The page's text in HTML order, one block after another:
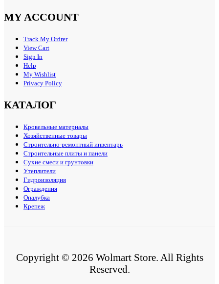
MY ACCOUNT
Track My Ordrer
View Cart
Sign In
Help
My Wishlist
Privacy Policy
КАТАЛОГ
Кровельные материалы
Хозяйственные товары
Строительно-ремонтный инвентарь
Строительные плиты и панели
Сухие смеси и грунтовки
Утеплители
Гидроизоляция
Ограждения
Опалубка
Крепеж
Copyright © 2026 Wolmart Store. All Rights
Reserved.